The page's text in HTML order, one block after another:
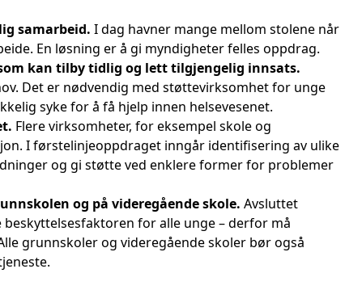
samarbeid. I dag havner mange mellom stolene når
En løsning er å gi myndigheter felles oppdrag.
kan tilby tidlig og lett tilgjengelig innsats.
Det er nødvendig med støttevirksomhet for unge
syke for å få hjelp innen helsevesenet.
Flere virksomheter, for eksempel skole og
I førstelinjeoppdraget inngår identifisering av ulike
og gi støtte ved enklere former for problemer
og på videregående skole. Avsluttet
for alle unge – derfor må
grunnskoler og videregående skoler bør også